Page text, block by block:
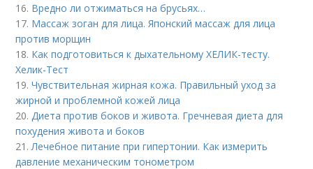
16. Вредно ли отжиматься на брусьях…
17. Массаж зоган для лица. Японский массаж для лица
против морщин
18. Как подготовиться к дыхательному ХЕЛИК-тесту.
Хелик-Тест
19.Чувствительная жирная кожа. Правильный уход за
жирной и проблемной кожей лица
20. Диета против боков и живота. Гречневая диета для
похудения живота и боков
21. Лечебное питание при гипертонии. Как измерить
давление механическим тонометром